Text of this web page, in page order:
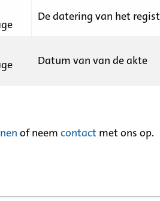
De datering van het
Datum van van de akte
of neem contact met ons op.